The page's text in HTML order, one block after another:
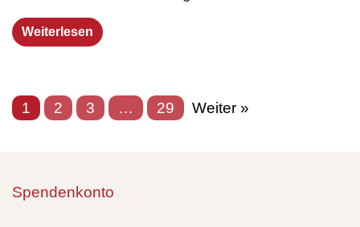
Weiterlesen
1 2 3 … 29 Weiter »
Spendenkonto